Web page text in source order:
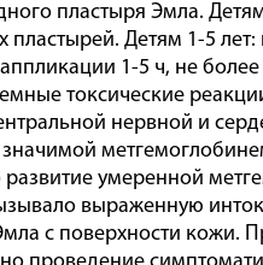
пластыря Эмла.
Детям 1-5
1-5 ч, не
токсические
нервной и
умеренной
выраженную
с поверхности